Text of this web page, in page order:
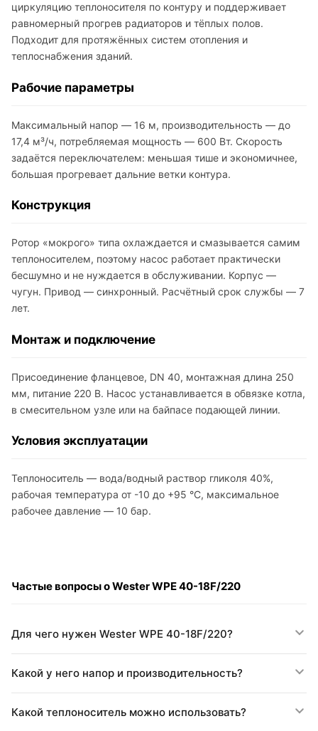
циркуляцию теплоносителя по контуру и поддерживает
равномерный прогрев радиаторов и тёплых полов.
Подходит для протяжённых систем отопления и
теплоснабжения зданий.
Рабочие параметры
Максимальный напор — 16 м, производительность — до
17,4 м³/ч, потребляемая мощность — 600 Вт. Скорость
задаётся переключателем: меньшая тише и экономичнее,
большая прогревает дальние ветки контура.
Конструкция
Ротор «мокрого» типа охлаждается и смазывается самим
теплоносителем, поэтому насос работает практически
бесшумно и не нуждается в обслуживании. Корпус —
чугун. Привод — синхронный. Расчётный срок службы — 7
лет.
Монтаж и подключение
Присоединение фланцевое, DN 40, монтажная длина 250
мм, питание 220 В. Насос устанавливается в обвязке котла,
в смесительном узле или на байпасе подающей линии.
Условия эксплуатации
Теплоноситель — вода/водный раствор гликоля 40%,
рабочая температура от -10 до +95 °C, максимальное
рабочее давление — 10 бар.
Частые вопросы о Wester WPE 40-18F/220
Для чего нужен Wester WPE 40-18F/220?
Какой у него напор и производительность?
Какой теплоноситель можно использовать?